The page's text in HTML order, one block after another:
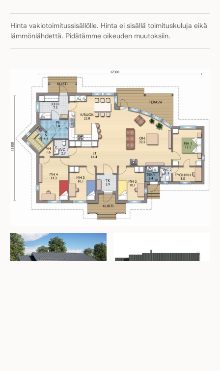
Hinta vakiotoimitussisällölle. Hinta ei sisällä toimituskuluja eikä
lämmönlähdettä. Pidätämme oikeuden muutoksiin.